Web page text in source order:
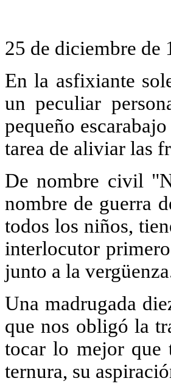
25 de diciembre de
En la asfixiante
un peculiar
pequeño
tarea de aliviar las
De nombre civil
nombre de guerra
todos los niños,
interlocutor
junto a la
Una madrugada
que nos obligó la
tocar lo mejor que
ternura, su